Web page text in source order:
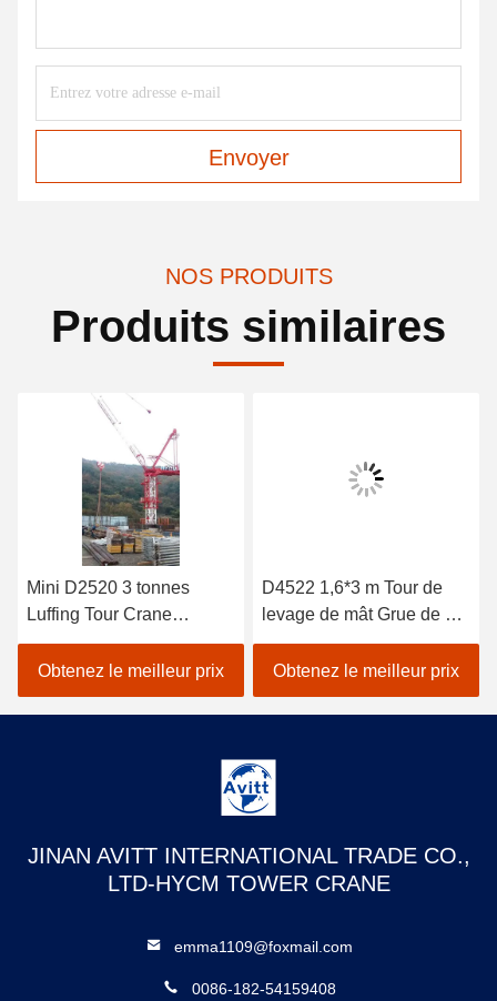
Envoyer
NOS PRODUITS
Produits similaires
Mini D2520 3 tonnes
Luffing Tour Crane
Conception pour la Corée
du Sud
Obtenez le meilleur prix
D4522 1,6*3 m Tour de
levage de mât Grue de 6
tonnes Capacité de
charge Hauteur du mât
25,5 m
Obtenez le meilleur prix
JINAN AVITT INTERNATIONAL TRADE CO.,
LTD-HYCM TOWER CRANE
emma1109@foxmail.com
0086-182-54159408